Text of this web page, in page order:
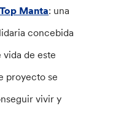
Top Manta: una
concebida
vida de este
proyecto se
vivir y